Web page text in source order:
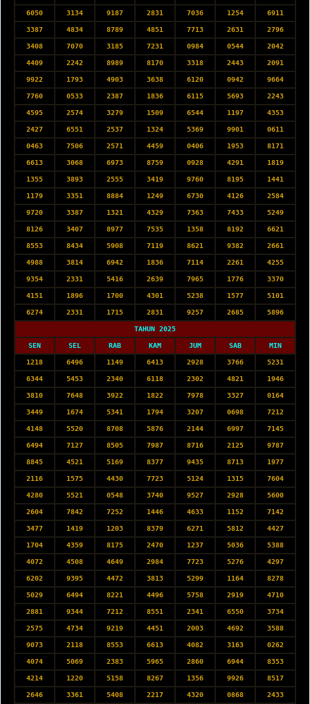
6050 3134 9187 2831 7036 1254 6911
3387 4834 8789 4851 7713 2631 2796
3408 7070 3185 7231 0984 0544 2042
4409 2242 8989 8170 3318 2443 2091
9922 1793 4903 3638 6120 0942 9664
7760 0533 2387 1836 6115 5693 2243
4595 2574 3279 1509 6544 1197 4353
2427 6551 2537 1324 5369 9901 0611
0463 7506 2571 4459 0406 1953 8171
6613 3068 6973 8759 0928 4291 1819
1355 3893 2555 3419 9760 8195 1441
1179 3351 8884 1249 6730 4126 2584
9720 3387 1321 4329 7363 7433 5249
8126 3407 8977 7535 1358 8192 6621
8553 8434 5908 7119 8621 9382 2661
4988 3814 6942 1836 7114 2261 4255
9354 2331 5416 2639 7965 1776 3370
4151 1896 1700 4301 5238 1577 5101
6274 2331 1715 2831 9257 2685 5896
TAHUN 2025
SEN SEL RAB KAM JUM SAB MIN
1218 6496 1149 6413 2928 3766 5231
6344 5453 2340 6118 2302 4821 1946
3810 7648 3922 1822 7978 3327 0164
3449 1674 5341 1794 3207 0698 7212
4148 5520 8708 5876 2144 6997 7145
6494 7127 8505 7987 8716 2125 9787
8845 4521 5169 8377 9435 8713 1977
2116 1575 4430 7723 5124 1315 7604
4280 5521 0548 3740 9527 2928 5600
2604 7842 7252 1446 4633 1152 7142
3477 1419 1203 8379 6271 5812 4427
1704 4359 8175 2470 1237 5036 5388
4072 4508 4649 2984 7723 5276 4297
6202 9395 4472 3813 5299 1164 8278
5029 6494 8221 4496 5758 2919 4710
2881 9344 7212 8551 2341 6550 3734
2575 4734 9219 4451 2003 4692 3588
9073 2118 8553 6613 4082 3163 0262
4074 5069 2383 5965 2860 6944 8353
4214 1220 5158 8267 1356 9926 8517
2646 3361 5408 2217 4320 0868 2433